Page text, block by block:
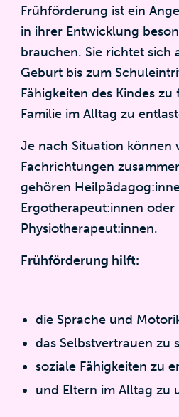
Frühförderung ist ein
in ihrer Entwicklung
brauchen. Sie richtet sich
Geburt bis zum
Fähigkeiten des Kindes
Familie im Alltag zu
Je nach Situation können
Fachrichtungen
gehören
Ergotherapeut:innen oder
Physiotherapeut:innen.
Frühförderung hilft:
die Sprache und
das Selbstvertrauen zu
soziale Fähigkeiten zu
und Eltern im Alltag zu